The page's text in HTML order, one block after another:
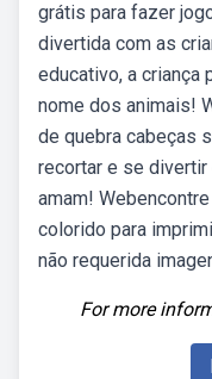
grátis para fazer
divertida com as
educativo, a criança
nome dos animais!
de quebra cabeças
recortar e se
amam!
colorido para
não requerida
For more